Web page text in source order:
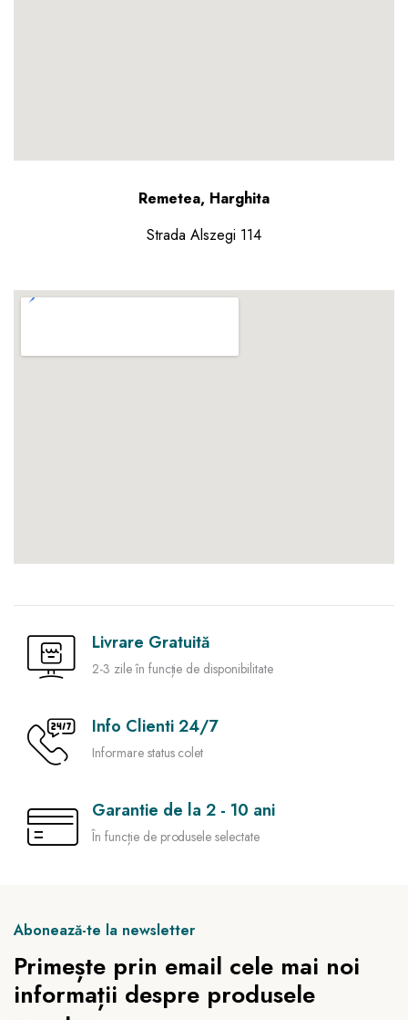
Remetea, Harghita
Strada Alszegi 114
Livrare Gratuită
2-3 zile în funcție de disponibilitate
Info Clienti 24/7
Informare status colet
Garantie de la 2 - 10 ani
În funcție de produsele selectate
Abonează-te la newsletter
Primește prin email cele mai noi
informații despre produsele